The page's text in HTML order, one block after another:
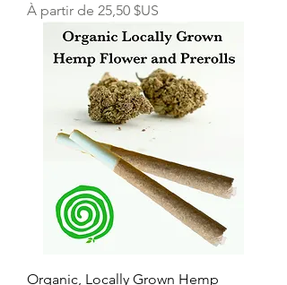
À partir de 25,50 $US
Prix promotionnel
Organic, Locally Grown Hemp